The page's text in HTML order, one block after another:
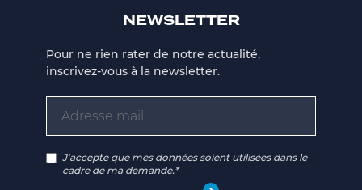
NEWSLETTER
Pour ne rien rater de notre actualité,
inscrivez-vous à la newsletter.
J'accepte que mes données soient utilisées dans le
cadre de ma demande.*